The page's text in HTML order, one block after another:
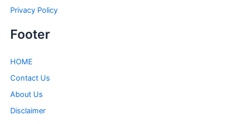
Privacy Policy
Footer
HOME
Contact Us
About Us
Disclaimer